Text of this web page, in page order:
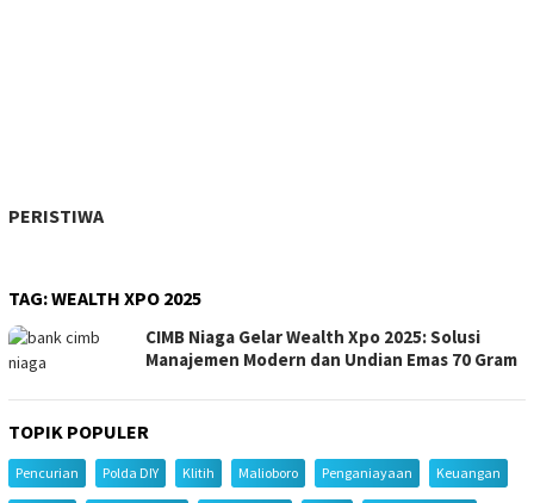
PERISTIWA
TAG:WEALTH XPO 2025
CIMB Niaga Gelar Wealth Xpo 2025: Solusi
Manajemen Modern dan Undian Emas 70 Gram
TOPIK POPULER
Pencurian Polda DIY Klitih Malioboro Penganiayaan Keuangan